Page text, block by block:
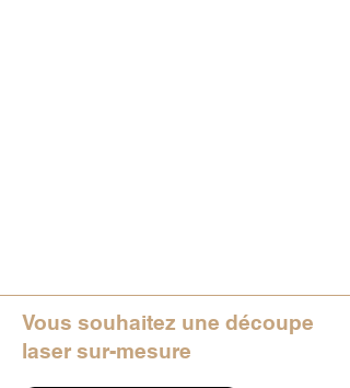
Vous souhaitez une découpe
laser sur-mesure